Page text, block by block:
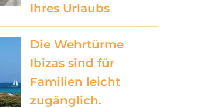
Ihres Urlaubs
Die Wehrtürme
Ibizas sind für
Familien leicht
zugänglich.